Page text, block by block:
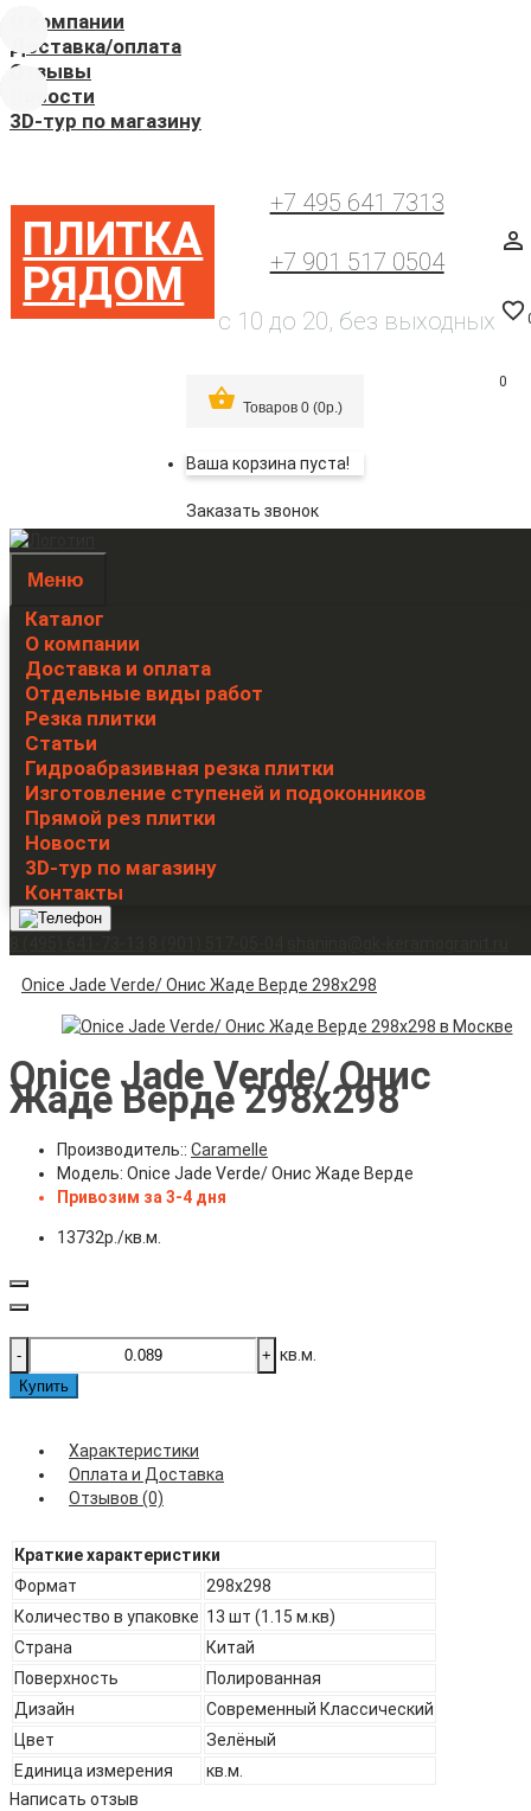
О компании
Доставка/оплата
Отзывы
Новости
3D-тур по магазину
ПЛИТКА
РЯДОМ
+7 495 641 7313
+7 901 517 0504
с 10 до 20, без выходных
0
Товаров 0 (0р.)
Ваша корзина пуста!
Заказать звонок
Меню
Каталог
О компании
Доставка и оплата
Отдельные виды работ
Резка плитки
Статьи
Гидроабразивная резка плитки
Изготовление ступеней и подоконников
Прямой рез плитки
Новости
3D-тур по магазину
Контакты
Onice Jade Verde/ Онис Жаде Верде 298х298
Onice Jade Verde/ Онис
Жаде Верде 298х298
Производитель:: Caramelle
Модель: Onice Jade Verde/ Онис Жаде Верде
Привозим за 3-4 дня
13732р./кв.м.
- + кв.м.
Купить
Характеристики
Оплата и Доставка
Отзывов (0)
Краткие характеристики
Формат
298х298
Количество в упаковке 13 шт (1.15 м.кв)
Страна
Китай
Поверхность
Полированная
Дизайн
Современный Классический
Цвет
Зелёный
Единица измерения
кв.м.
Написать отзыв